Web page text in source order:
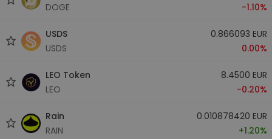
DOGE
-1.10%
USDS
USDS
0.866093 EUR
0.00%
LEO Token
LEO
8.4500 EUR
-0.20%
Rain
RAIN
0.010878420 EUR
+1.20%